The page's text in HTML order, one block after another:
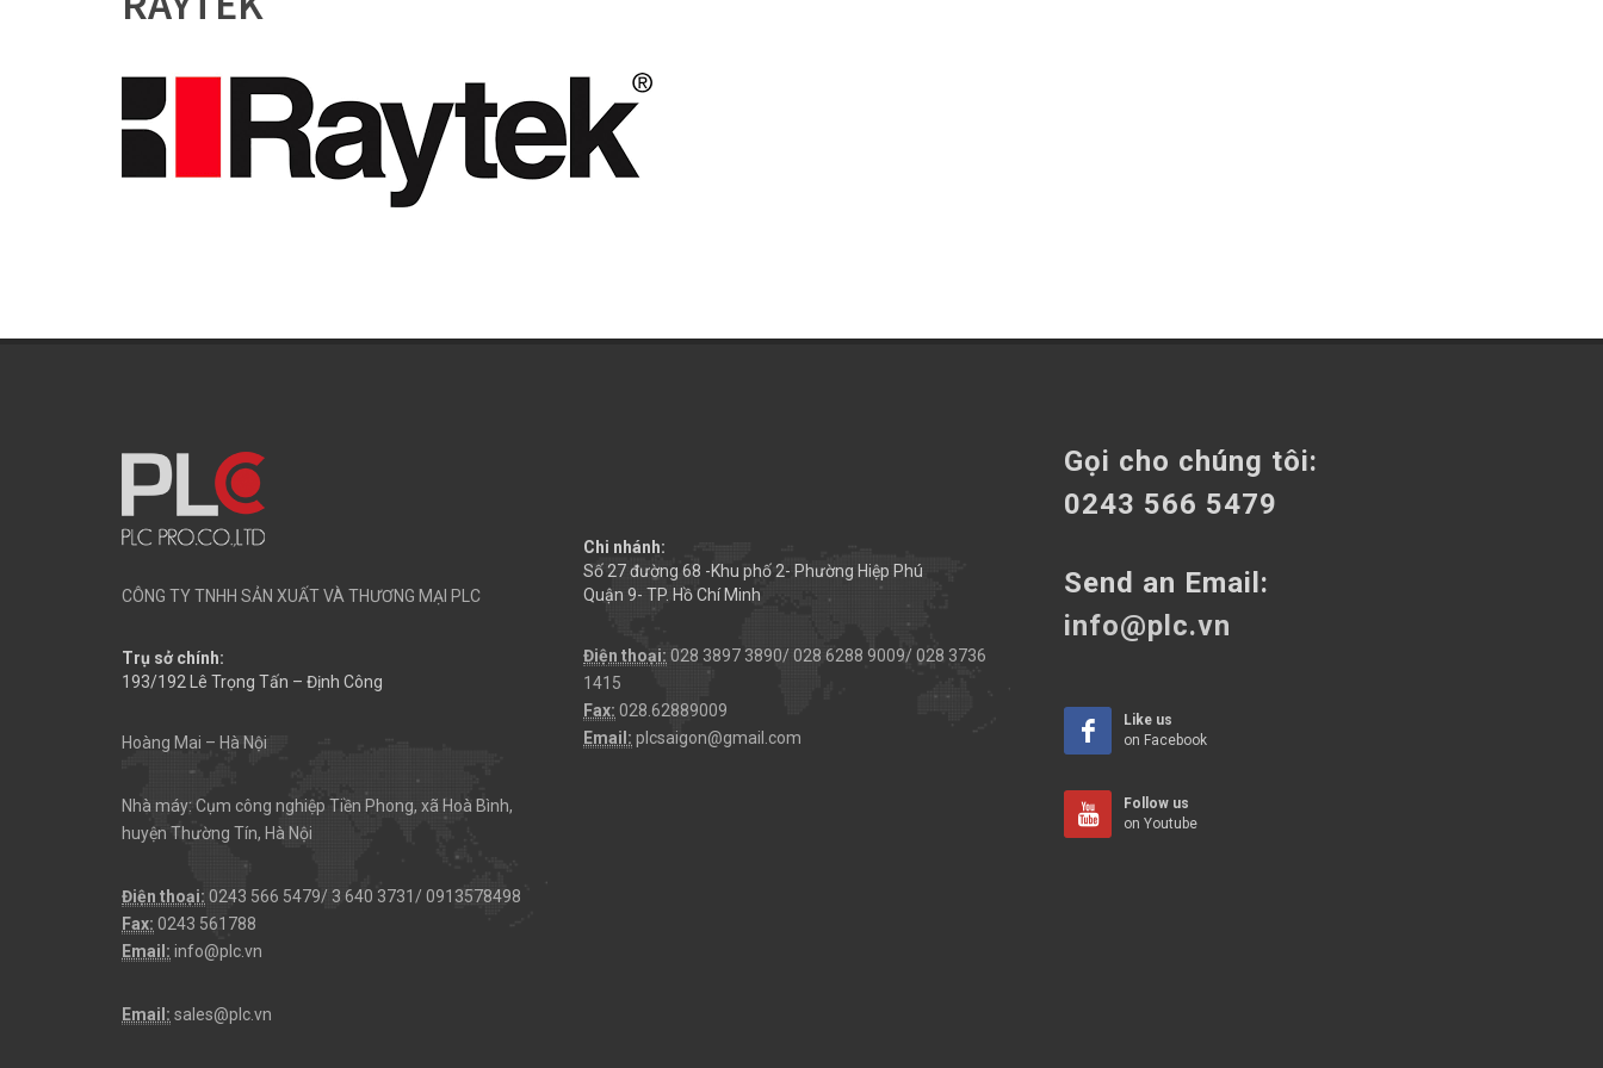
CÔNG TY TNHH SẢN XUẤT VÀ THƯƠNG MẠI PLC
Trụ sở chính:
193/192 Lê Trọng Tấn – Định Công
Hoàng Mai – Hà Nội
Nhà máy: Cụm công nghiệp Tiền Phong, xã Hoà Bình,
huyện Thường Tín, Hà Nội
Điện thoại: 0243 566 5479/ 3 640 3731/ 0913578498
Fax: 0243 561788
Email: info@plc.vn
Email: sales@plc.vn
Chi nhánh:
Số 27 đường 68 -Khu phố 2- Phường Hiệp Phú
Quận 9- TP. Hồ Chí Minh
Điện thoại: 028 3897 3890/ 028 6288 9009/ 028 3736
1415
Fax: 028.62889009
Email: plcsaigon@gmail.com
Gọi cho chúng tôi:
0243 566 5479
Send an Email:
info@plc.vn
Like us
on Facebook
Follow us
on Youtube